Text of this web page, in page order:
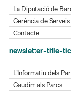
Contacte
newsletter-title-
L'Informatiu dels
Directory